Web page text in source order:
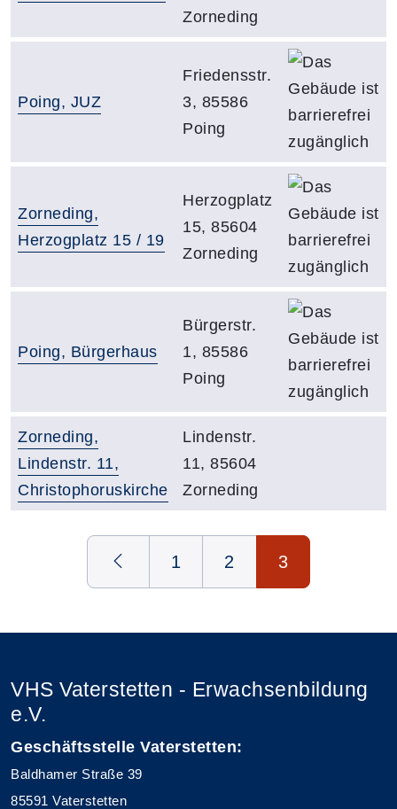
Zorneding
Gebäude:
Poing, JUZ
Adresse:
Friedensstr.
3, 85586
Poing
Gebäude:
Zorneding,
Herzogplatz 15 / 19
Adresse:
Herzogplatz
15, 85604
Zorneding
Gebäude:
Poing, Bürgerhaus
Adresse:
Bürgerstr.
1, 85586
Poing
Gebäude:
Zorneding,
Lindenstr. 11,
Christophoruskirche
Adresse:
Lindenstr.
11, 85604
Zorneding
1 2 3
VHS Vaterstetten - Erwachsenbildung
e.V.
Geschäftsstelle Vaterstetten:
Baldhamer Straße 39
85591 Vaterstetten